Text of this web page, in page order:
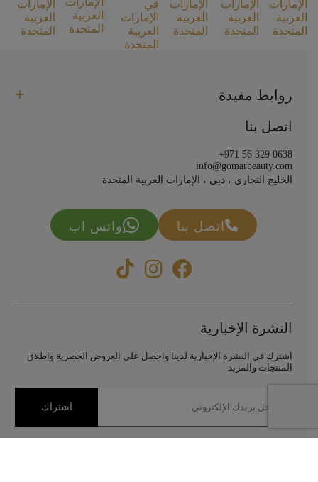
روابط مفيدة
اتصل بنا
+971 56 329 0638
info@gomarbeauty.com
الخليج التجاري ، دبي ، الإمارات العربية المتحدة
اتصل بنا واتس اب
النشرة الإخبارية
اشترك في النشرة الإخبارية لدينا واحصل على العروض الحصرية وإطلاق
المنتجات والمزيد
اشتراك